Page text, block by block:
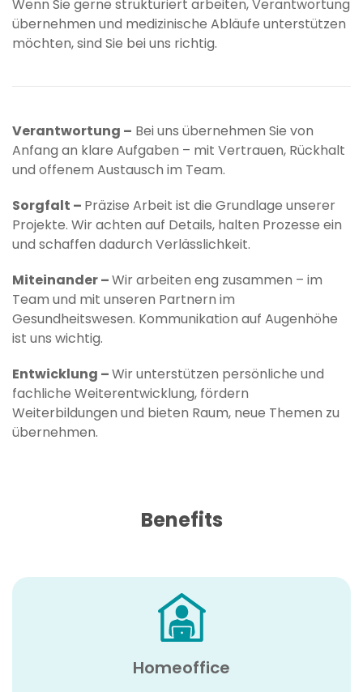
Wenn Sie gerne strukturiert arbeiten, Verantwortung
übernehmen und medizinische Abläufe unterstützen
möchten, sind Sie bei uns richtig.
Verantwortung – Bei uns übernehmen Sie von
Anfang an klare Aufgaben – mit Vertrauen, Rückhalt
und offenem Austausch im Team.
Sorgfalt – Präzise Arbeit ist die Grundlage unserer
Projekte. Wir achten auf Details, halten Prozesse ein
und schaffen dadurch Verlässlichkeit.
Miteinander –Wir arbeiten eng zusammen – im
Team und mit unseren Partnern im
Gesundheitswesen. Kommunikation auf Augenhöhe
ist uns wichtig.
Entwicklung –Wir unterstützen persönliche und
fachliche Weiterentwicklung, fördern
Weiterbildungen und bieten Raum, neue Themen zu
übernehmen.
Benefits
Homeoffice